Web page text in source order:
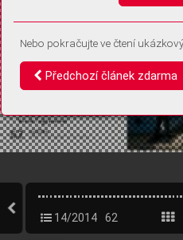
14/2014 62
Nebo pokračujte ve čtení
Předchozí článek zdarma